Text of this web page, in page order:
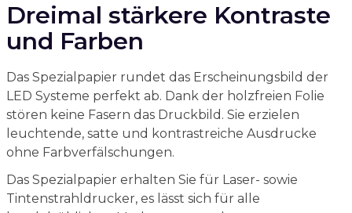
Dreimal stärkere Kontraste
und Farben
Das Spezialpapier rundet das Erscheinungsbild der
LED Systeme perfekt ab. Dank der holzfreien Folie
stören keine Fasern das Druckbild. Sie erzielen
leuchtende, satte und kontrastreiche Ausdrucke
ohne Farbverfälschungen.
Das Spezialpapier erhalten Sie für Laser- sowie
Tintenstrahldrucker, es lässt sich für alle